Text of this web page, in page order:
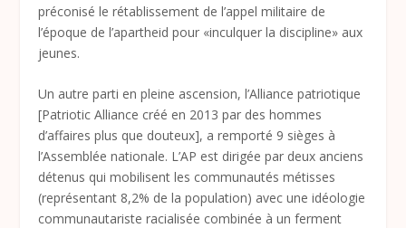
préconisé le rétablissement de l’appel militaire de
l’époque de l’apartheid pour «inculquer la discipline» aux
jeunes.
Un autre parti en pleine ascension, l’Alliance patriotique
[Patriotic Alliance créé en 2013 par des hommes
d’affaires plus que douteux], a remporté 9 sièges à
l’Assemblée nationale. L’AP est dirigée par deux anciens
détenus qui mobilisent les communautés métisses
(représentant 8,2% de la population) avec une idéologie
communautariste racialisée combinée à un ferment